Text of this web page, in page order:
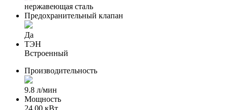
нержавеющая сталь
Предохранительный клапан
Да
ТЭН
Встроенный
Производительность
9.8 л/мин
Мощность